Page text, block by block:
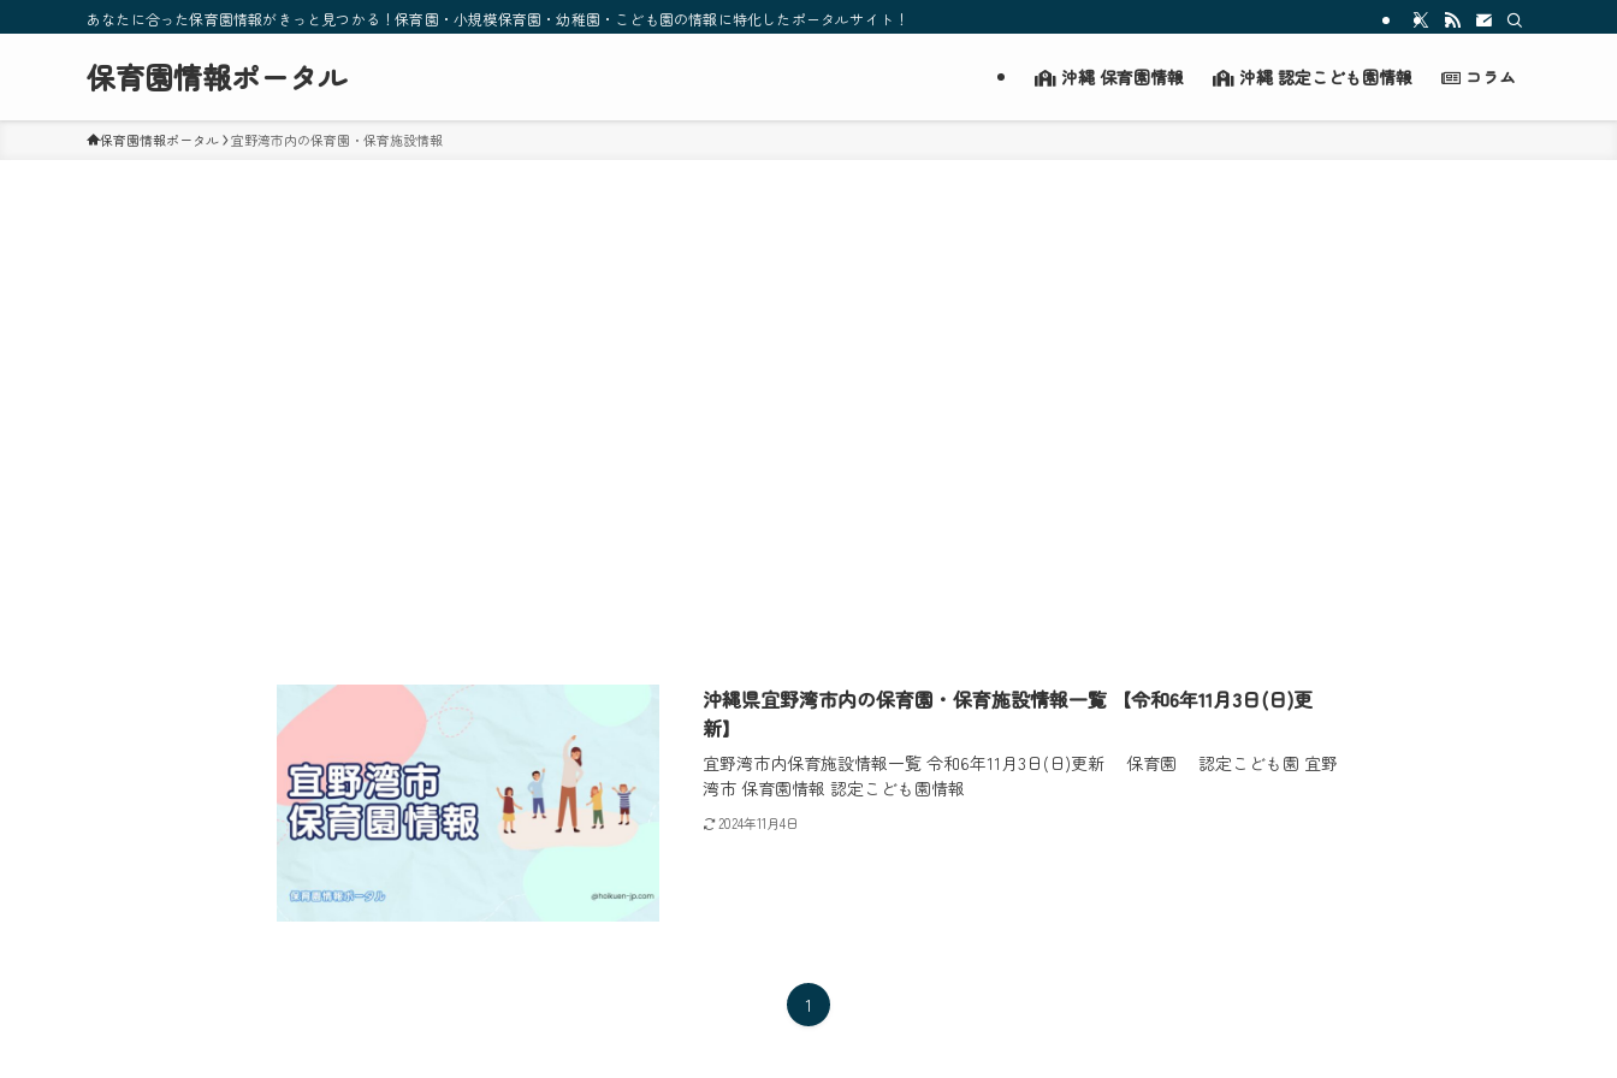
あなたに合った保育園情報がきっと見つかる！保育園・小規模保育園・幼稚園・こども園の情報に特化したポータルサイト！
保育園情報ポータル 沖縄 保育園情報 沖縄 認定こども園情報 コラム
保育園情報ポータル 宜野湾市内の保育園・保育施設情報
沖縄県宜野湾市内の保育園・保育施設情報一覧 【令和6年11月3日(日)更
新】
宜野湾市内保育施設情報一覧 令和6年11月3日(日)更新 保育園 認定こども園 宜野
湾市 保育園情報 認定こども園情報
2024年11月4日
1